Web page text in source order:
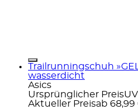
Trailrunningschuh
wasserdicht
Asics
Ursprünglicher Preis
Aktueller Preisab 68,99